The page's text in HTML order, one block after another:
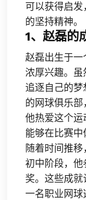
可以获得启
的坚持精神。
1、赵磊的
赵磊出生于一
浓厚兴趣。
追逐自己的
的网球俱乐部
他热爱这个运
能够在比赛中
随着时间推
初中阶段，他
奖。这些成
一名职业网